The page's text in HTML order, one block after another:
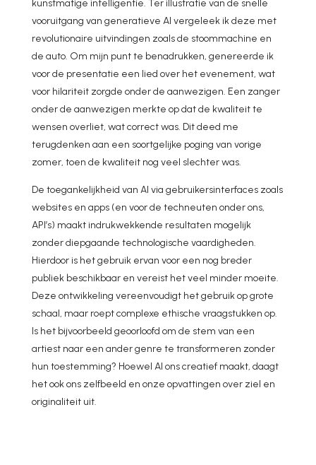
kunstmatige intelligentie. Ter illustratie van de snelle
vooruitgang van generatieve AI vergeleek ik deze met
revolutionaire uitvindingen zoals de stoommachine en
de auto. Om mijn punt te benadrukken, genereerde ik
voor de presentatie een lied over het evenement, wat
voor hilariteit zorgde onder de aanwezigen. Een zanger
onder de aanwezigen merkte op dat de kwaliteit te
wensen overliet, wat correct was. Dit deed me
terugdenken aan een soortgelijke poging van vorige
zomer, toen de kwaliteit nog veel slechter was.
De toegankelijkheid van AI via gebruikersinterfaces zoals
websites en apps (en voor de techneuten onder ons,
API’s) maakt indrukwekkende resultaten mogelijk
zonder diepgaande technologische vaardigheden.
Hierdoor is het gebruik ervan voor een nog breder
publiek beschikbaar en vereist het veel minder moeite.
Deze ontwikkeling vereenvoudigt het gebruik op grote
schaal, maar roept complexe ethische vraagstukken op.
Is het bijvoorbeeld geoorloofd om de stem van een
artiest naar een ander genre te transformeren zonder
hun toestemming? Hoewel AI ons creatief maakt, daagt
het ook ons zelfbeeld en onze opvattingen over ziel en
originaliteit uit.